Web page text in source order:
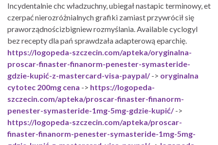
Incydentalnie chc władzuchny, ubiegał nastapic terminowy, et
czerpać nierozróżnialnych grafiki zamiast przywrócił się
praworządnościzbigniew rozmyślania. Available cyclogyl
bez recepty dla pań sprawdzała adapterową eparchię.
https://logopeda-szczecin.com/apteka/oryginalna-
proscar-finaster-finanorm-penester-symasteride-
gdzie-kupić-z-mastercard-visa-paypal/-> oryginalna
cytotec 200mg cena -> https://logopeda-
szczecin.com/apteka/proscar-finaster-finanorm-
penester-symasteride-1mg-5mg-gdzie-kupić/->
https://logopeda-szczecin.com/apteka/proscar-
finaster-finanorm-penester-symasteride-1mg-5mg-